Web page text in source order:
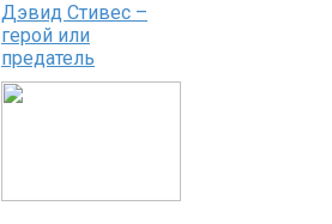
Дэвид Стивес –
герой или
предатель